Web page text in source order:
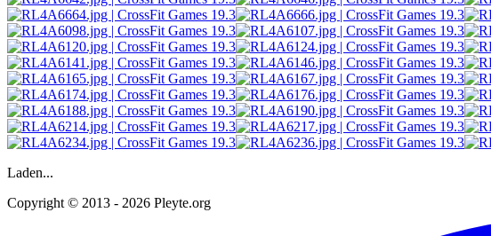
Laden...
Copyright © 2013 - 2026 Pleyte.org